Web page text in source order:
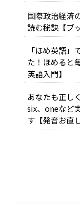
国際政治経済
読む秘訣【ブ
「ほめ英語
た！ほめると
英語入門】
あなたも正し
six、oneなど
す【発音お直